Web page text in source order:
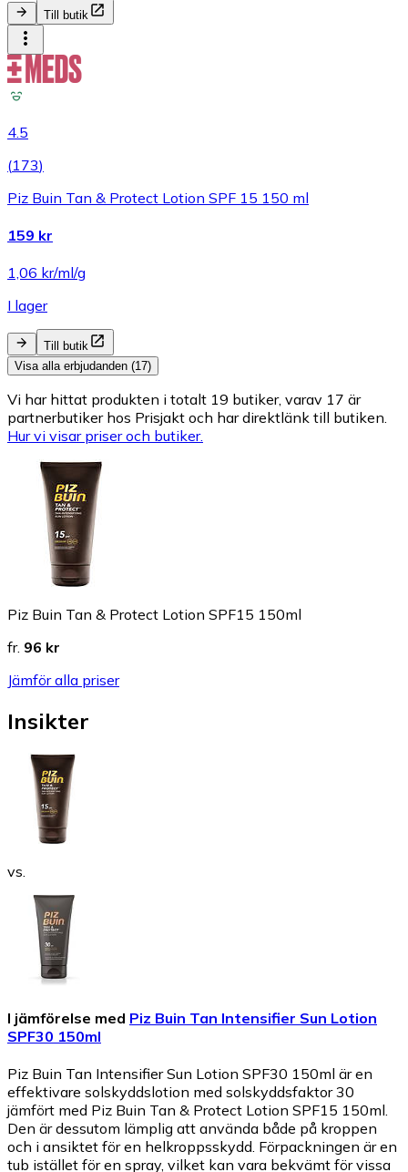
Till butik
4.5
(173)
Piz Buin Tan & Protect Lotion SPF 15 150 ml
159 kr
1,06 kr/ml/g
I lager
Till butik
Visa alla erbjudanden (17)
Vi har hittat produkten i totalt 19 butiker, varav 17 är
partnerbutiker hos Prisjakt och har direktlänk till butiken.
Hur vi visar priser och butiker.
Piz Buin Tan & Protect Lotion SPF15 150ml
fr. 96 kr
Jämför alla priser
Insikter
vs.
I jämförelse med Piz Buin Tan Intensifier Sun Lotion
SPF30 150ml
Piz Buin Tan Intensifier Sun Lotion SPF30 150ml är en
effektivare solskyddslotion med solskyddsfaktor 30
jämfört med Piz Buin Tan & Protect Lotion SPF15 150ml.
Den är dessutom lämplig att använda både på kroppen
och i ansiktet för en helkroppsskydd. Förpackningen är en
tub istället för en spray, vilket kan vara bekvämt för vissa